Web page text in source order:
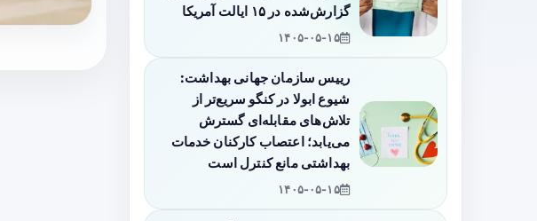
گزارش‌شده در ۱۵ ایالت آمریکا
۱۴۰۵-۰۵-۱۵
رییس سازمان جهانی بهداشت:
شیوع ابولا در کنگو سریع‌تر از
تلاش‌های مقابله‌ای گسترش
می‌یابد؛ اعتصاب کارکنان خدمات
بهداشتی مانع کنترل است
۱۴۰۵-۰۵-۱۵